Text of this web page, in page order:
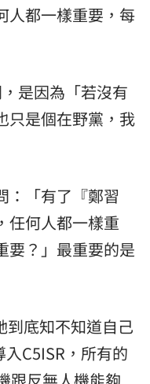
人都一樣重要，每
是因為「若沒有
只是個在野黨，我
：「有了『鄭習
任何人都一樣重
要？」最重要的是
到底知不知道自己
C5ISR，所有的